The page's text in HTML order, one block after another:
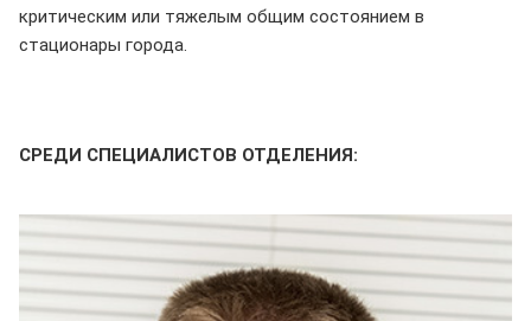
критическим или тяжелым общим состоянием в
стационары города.
СРЕДИ СПЕЦИАЛИСТОВ ОТДЕЛЕНИЯ: